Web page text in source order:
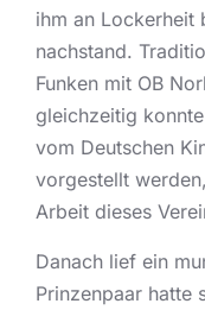
ihm an Lockerheit
nachstand.
Funken mit OB
gleichzeitig
vom Deutschen
vorgestellt
Arbeit dieses
Danach lief ein
Prinzenpaar hatte